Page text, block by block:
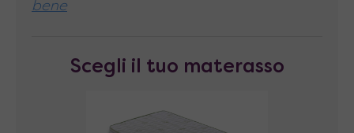
bene
Scegli il tuo materasso